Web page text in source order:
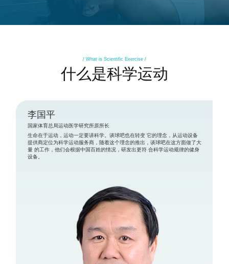
/ What is Scientific Exercise /
什么是科学运动
李国平
国家体育总局运动医学研究所原所长
生命在于运动，运动一定要讲科学。谈球吧也在转变 它的理念，从运动设备
提供商定位为科学运动服务商，随着这个理念的推出，谈球吧在这方面做了大
量 的工作，他们会根据中国百姓的情况，研发出更符 合科学运动规律的健身
设备。